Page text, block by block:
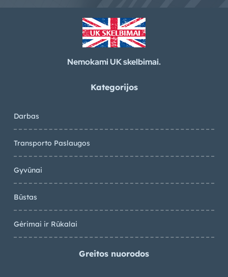
Nemokami UK skelbimai.
Kategorijos
Darbas
Transporto Paslaugos
Gyvūnai
Būstas
Gėrimai ir Rūkalai
Greitos nuorodos